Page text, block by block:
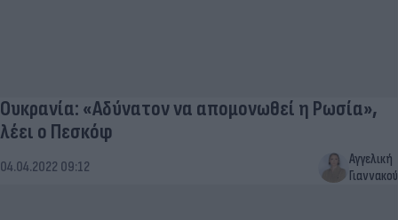
Ουκρανία: «Αδύνατον να απομονωθεί η Ρωσία»,
λέει ο Πεσκόφ
04.04.2022 09:12
Αγγελική
Γιαννακού